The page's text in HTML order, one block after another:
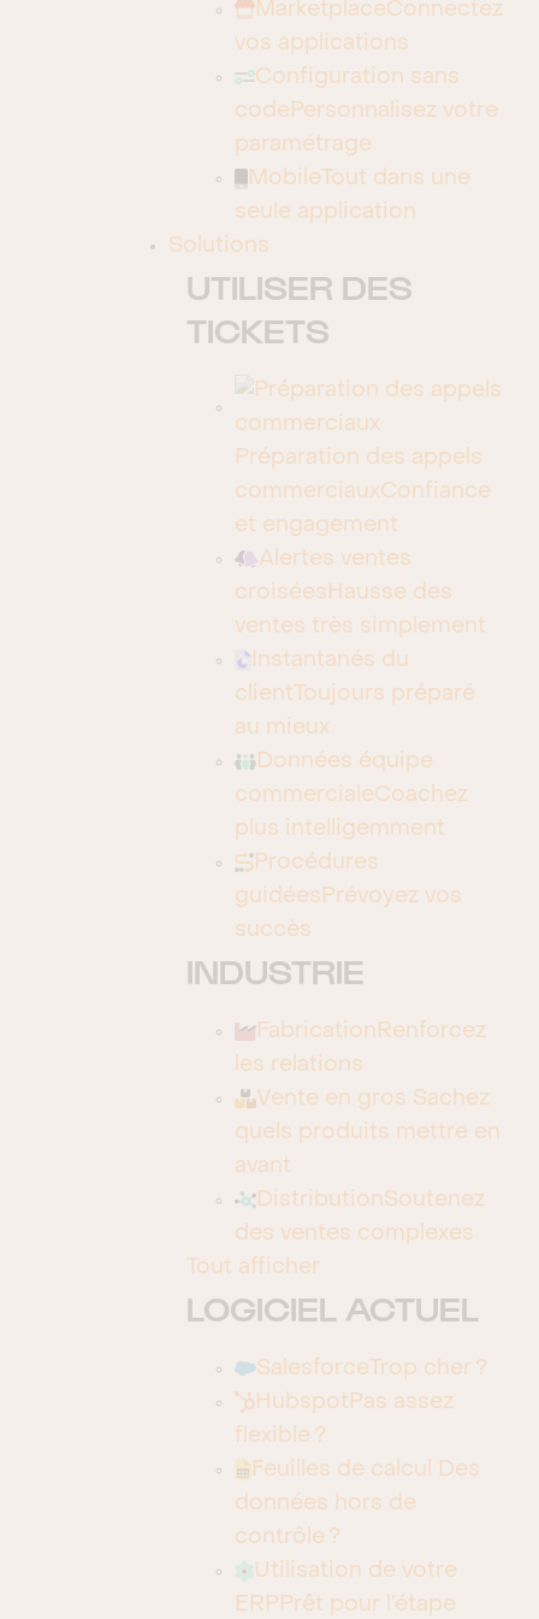
MarketplaceConnectez
vos applications
Configuration sans
code Personnalisez votre
paramétrage
Mobile Tout dans une
seule application
Solutions
UTILISER DES
TICKETS
Préparation des appels
commerciauxConfiance
et engagement
Alertes ventes
croisées Hausse des
ventes très simplement
Instantanés du
client Toujours préparé
au mieux
Données équipe
commercialeCoachez
plus intelligemment
Procédures
guidées Prévoyez vos
succès
INDUSTRIE
Fabrication Renforcez
les relations
Vente en gros Sachez
quels produits mettre en
avant
DistributionSoutenez
des ventes complexes
Tout afficher
LOGICIEL ACTUEL
Salesforce Trop cher ?
Hubspot Pas assez
flexible ?
Feuilles de calcul
Des
données hors de
contrôle ?
Utilisation de votre
ERP Prêt pour l’étape
dotBase aide ses clients à fournir la meilleure
expérience à leur propres clientèle, tout au
long du parcours de leurs contacts. Nous
proposons des solutions couvrant tous le
cycle de vie du client : Marketing automatisés
pour générer de meilleurs prospects, CRM
Vente pour convertir plus de clients et enfin
client et fidéliser ceux-ci.
de mise en œuvre de solutions et
d’accompagnement dans l’exploitation des
outils déployés. Notre méthodologie de travail
est éprouvée et adaptable selon la taille,
l’objectif et le budget d’un projet : rapide et
allant droit à l’essentiel pour les projets visant
l’efficacité à moindre coût, et pour les projets
plus complexes, une approche structurée en
phases d’analyse et de modélisation,
conception et réalisation, formation et
Que ce soit dans le Cloud ou sur site, nous
maîtrisons tous les types d’architecture et
offrons également un cloud partenaire, localisé
en Suisse pour faire face aux exigences
légales ou de maîtrise totale des données et
des outils de nos clients.
Nos très solides références et nos réalisations
parlent d’elles-mêmes : avec dotBase vous
aurez le meilleur du CRM et la garantie d’une
solution parfaitement adaptée à vos objectifs
et intégrées à toutes les facettes de votre
Automatisation de la force de vente
Comptabilité/ERP
Dons de bienfaisance